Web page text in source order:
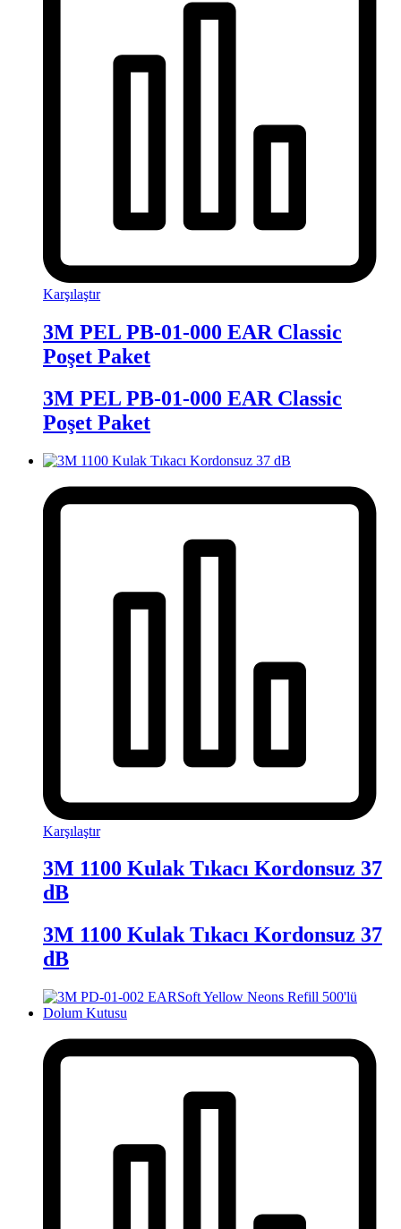
Karşılaştır
3M PEL PB-01-000 EAR Classic
Poşet Paket
3M PEL PB-01-000 EAR Classic
Poşet Paket
Karşılaştır
3M 1100 Kulak Tıkacı Kordonsuz 37
dB
3M 1100 Kulak Tıkacı Kordonsuz 37
dB